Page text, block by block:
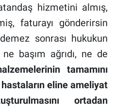
hizmetini almış,
faturayı gönderirsin
sonrası hukukun
başım ağrıdı, ne de
tamamını
eline ameliyat
ortadan